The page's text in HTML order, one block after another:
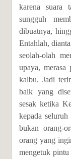
karena suara
sungguh
dibuatnya,
Entahlah,
seolah-olah
upaya, merasa
kalbu. Jadi
baik yang
sesak ketika
kepada
bukan orang-
orang yang
mengetuk